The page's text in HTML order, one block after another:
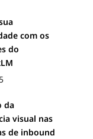
com os
do
da
visual nas
de inbound